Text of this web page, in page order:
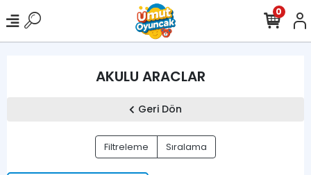
0
AKULU ARACLAR
Geri Dön
Filtreleme Sıralama